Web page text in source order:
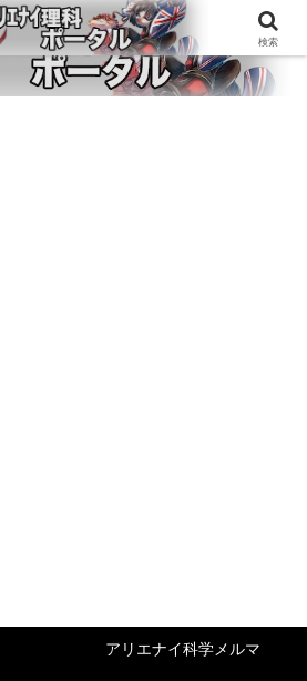
アリエナイ科学メルマ
検索